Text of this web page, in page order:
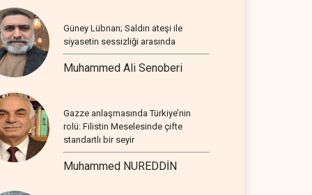
Güney Lübnan; Saldırı ateşi ile
siyasetin sessizliği arasında
Muhammed Ali Senoberi
Gazze anlaşmasında Türkiye’nin
rolü: Filistin Meselesinde çifte
standartlı bir seyir
Muhammed NUREDDİN